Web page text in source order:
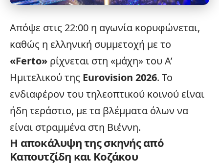
Απόψε στις 22:00 η αγωνία κορυφώνεται,
καθώς η ελληνική συμμετοχή με το
«Ferto» ρίχνεται στη «μάχη» του Α’
Ημιτελικού της Eurovision 2026. Το
ενδιαφέρον του τηλεοπτικού κοινού είναι
ήδη τεράστιο, με τα βλέμματα όλων να
είναι στραμμένα στη Βιέννη.
Η αποκάλυψη της σκηνής από
Καπουτζίδη και Κοζάκου